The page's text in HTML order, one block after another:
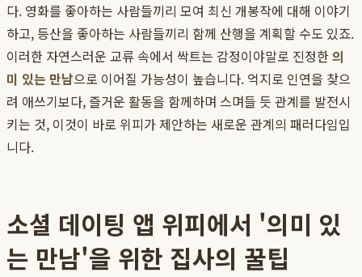
다. 영화를 좋아하는 사람들끼리 모여 최신 개봉작에 대해 이야기
하고, 등산을 좋아하는 사람들끼리 함께 산행을 계획할 수도 있죠.
이러한 자연스러운 교류 속에서 싹트는 감정이야말로 진정한의
미 있는 만남으로 이어질 가능성이 높습니다. 억지로 인연을 찾으
려 애쓰기보다, 즐거운 활동을 함께하며 스며들 듯 관계를 발전시
키는 것, 이것이 바로 위피가 제안하는 새로운 관계의 패러다임입
니다.
소셜 데이팅 앱 위피에서 '의미 있
는 만남'을 위한 집사의 꿀팁